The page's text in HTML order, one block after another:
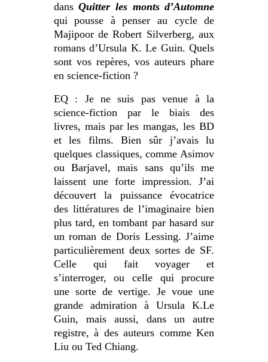
dansQuitter les monts d’Automne
qui pousse à penser au cycle de
Majipoor de Robert Silverberg, aux
romans d’Ursula K. Le Guin. Quels
sont vos repères, vos auteurs phare
en science-fiction ?
EQ : Je ne suis pas venue à la
science-fiction par le biais des
livres, mais par les mangas, les BD
et les films. Bien sûr j’avais lu
quelques classiques, comme Asimov
ou Barjavel, mais sans qu’ils me
laissent une forte impression. J’ai
découvert la puissance évocatrice
des littératures de l’imaginaire bien
plus tard, en tombant par hasard sur
un roman de Doris Lessing. J’aime
particulièrement deux sortes de SF.
Celle qui fait voyager et
s’interroger, ou celle qui procure
une sorte de vertige. Je voue une
grande admiration à Ursula K.Le
Guin, mais aussi, dans un autre
registre, à des auteurs comme Ken
Liu ou Ted Chiang.